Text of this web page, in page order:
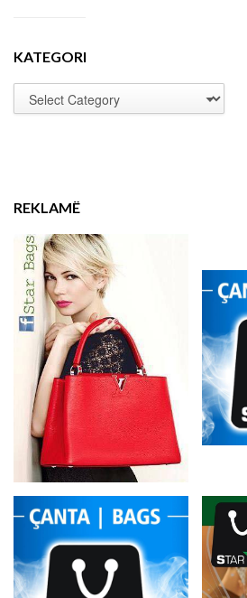
KATEGORI
REKLAMË